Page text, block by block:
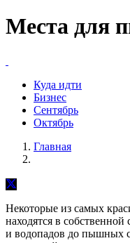
Места для
Куда идти
Бизнес
Сентябрь
Октябрь
Главная
Некоторые из самых
находятся в
и водопадов до пышных